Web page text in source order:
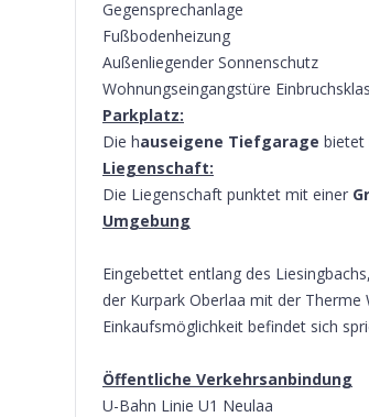
Gegensprechanlage
Fußbodenheizung
Außenliegender Sonnenschutz
Wohnungseingangstüre
Parkplatz:
Die hauseigene Tiefgarage bietet
Liegenschaft:
Die Liegenschaft punktet mit einer
Umgebung
Eingebettet entlang des
der Kurpark Oberlaa mit der
Einkaufsmöglichkeit befindet sich
Öffentliche Verkehrsanbindung
U-Bahn Linie U1 Neulaa